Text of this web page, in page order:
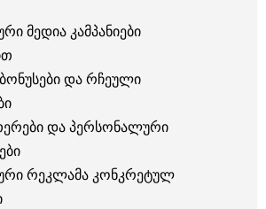
მედია კამპანიები
ბონუსები და რჩეული
და პერსონალური
რეკლამა კონკრეტულ